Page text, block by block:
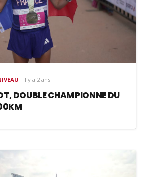
il y a 2 ans
DOUBLE CHAMPIONNE DU